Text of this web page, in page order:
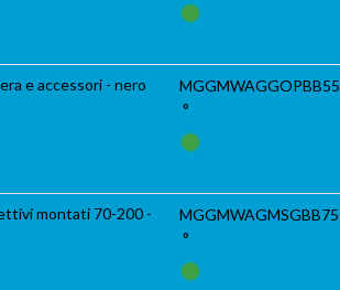
e accessori - nero
MGGMWAGGOPBB55
°
montati 70-200 -
MGGMWAGMSGBB75
°